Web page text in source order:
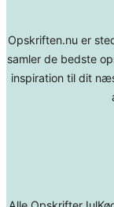
Opskriften.nu er
samler de bedste
inspiration til dit